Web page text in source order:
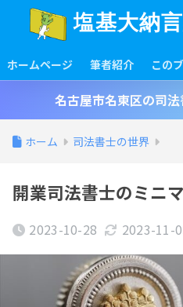
塩基大納
ホームページ 筆者紹介 この
名古屋市名東区の司
ホーム 司法書士の世界
開業司法書士のミニ
2023-10-28 2023-11-